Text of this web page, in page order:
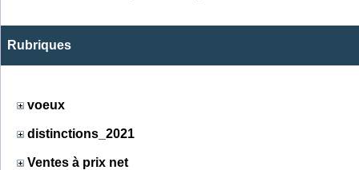
Rubriques
voeux
distinctions_2021
Ventes à prix net